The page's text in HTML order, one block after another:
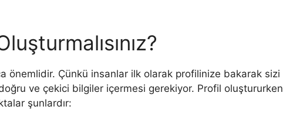
önemlidir. Çünkü insanlar ilk olarak profilinize bakarak sizi
ve çekici bilgiler içermesi gerekiyor. Profil oluştururken
şunlardır: